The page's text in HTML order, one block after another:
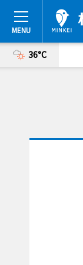
36°C